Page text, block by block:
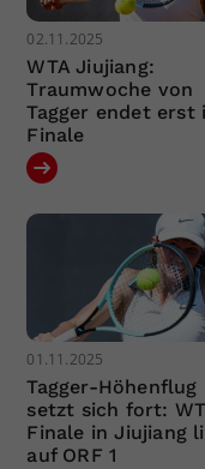
02.11.2025
WTA Jiujiang:
Traumwoche von
Tagger endet erst
Finale
01.11.2025
Tagger-Höhenflug
setzt sich fort:
Finale in Jiujiang
auf ORF 1